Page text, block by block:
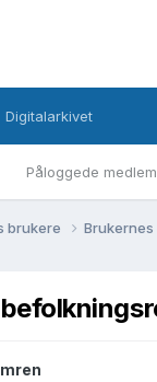
Påloggede
Digitalarkivet
brukere